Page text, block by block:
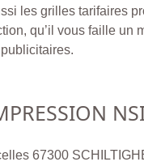
les grilles tarifaires
qu’il vous faille un
67300